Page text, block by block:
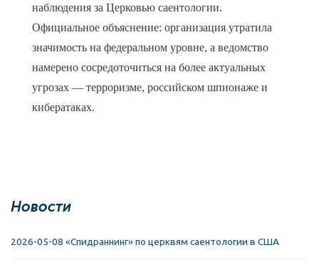
наблюдения за Церковью саентологии.
Официальное объяснение: организация утратила
значимость на федеральном уровне, а ведомство
намерено сосредоточиться на более актуальных
угрозах — терроризме, российском шпионаже и
кибератаках.
Новости
2026-05-08 «Спидраннинг» по церквям саентологии в США